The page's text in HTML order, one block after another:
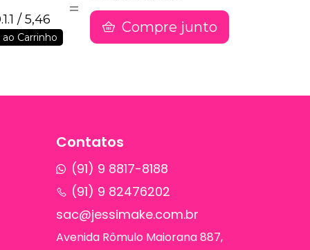
/ 5,46
Carrinho
Compre junto
Contatos
(91) 9 8817-8188
(91) 9 82476202
sac@jessimake.com.br
Avenida Rômulo Maiorana 887,